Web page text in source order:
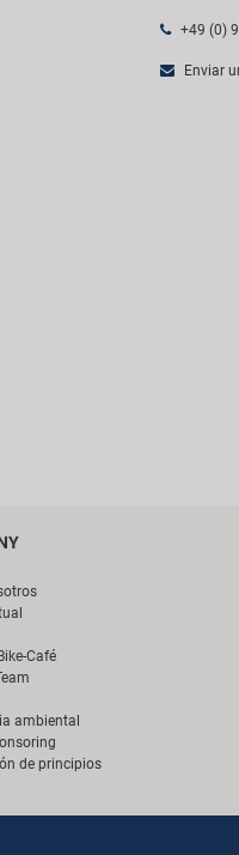
+49 (0)
Enviar
Café
ambiental
de principios